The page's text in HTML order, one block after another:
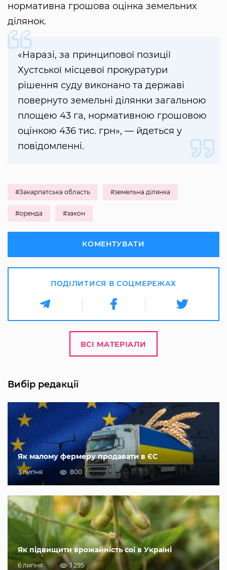
нормативна грошова оцінка земельних
ділянок.
«Наразі, за принципової позиції
Хустської місцевої прокуратури
рішення суду виконано та державі
повернуто земельні ділянки загальною
площею 43 га, нормативною грошовою
оцінкою 436 тис. грн», — йдеться у
повідомленні.
#Закарпатська область #земельна ділянка
#оренда #закон
КОМЕНТУВАТИ
ПОДІЛИТИСЯ В СОЦМЕРЕЖАХ
ВСІ МАТЕРІАЛИ
Вибір редакції
Як малому фермеру продавати в ЄС
3 липня 800
Як підвищити врожайність сої в Україні
6 липня 1 295